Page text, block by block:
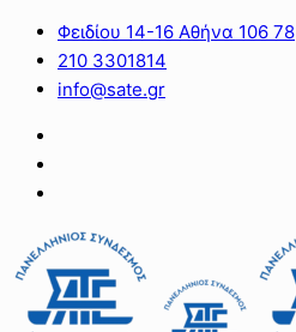
Φειδίου 14-16 Αθήνα 106 78
210 3301814
info@sate.gr